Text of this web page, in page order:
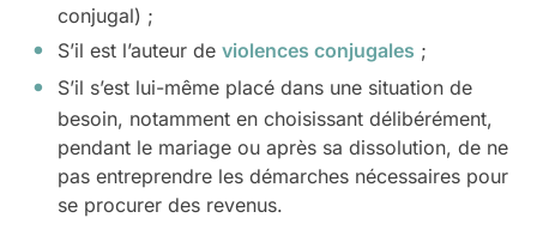
conjugal) ;
S’il est l’auteur de violences conjugales ;
S’il s’est lui-même placé dans une situation de
besoin, notamment en choisissant délibérément,
pendant le mariage ou après sa dissolution, de ne
pas entreprendre les démarches nécessaires pour
se procurer des revenus.